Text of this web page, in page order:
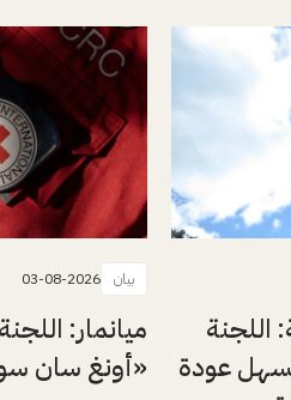
اللجنة
عودة
بيان 03-08-2026
ميانمار:
«أونغ سان